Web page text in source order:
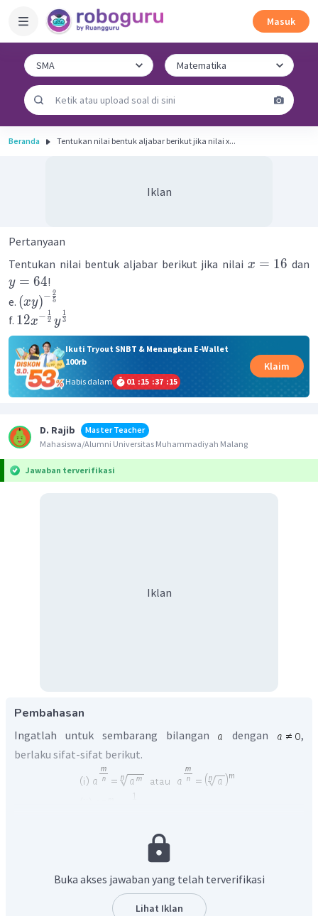
Masuk
Beranda Tentukan nilai bentuk aljabar berikut jika nilai x...
Iklan
Pertanyaan
Tentukan nilai bentuk aljabar berikut jika nilai x = 16 dan
y = 64!
e. (xy)− 5
2
f. 12x− 2
1
y 3
1
Ikuti Tryout SNBT & Menangkan E-Wallet
100rb
Habis dalam
01 :15 :37 :15
Klaim
D. Rajib
Master Teacher
Mahasiswa/Alumni Universitas Muhammadiyah Malang
Jawaban terverifikasi
Iklan
Pembahasan
Ingatlah untuk sembarang bilangan dengan
,
berlaku sifat-sifat berikut.
Pada soal diketahui nilai dan
, maka:
Buka akses jawaban yang telah terverifikasi
Lihat Iklan